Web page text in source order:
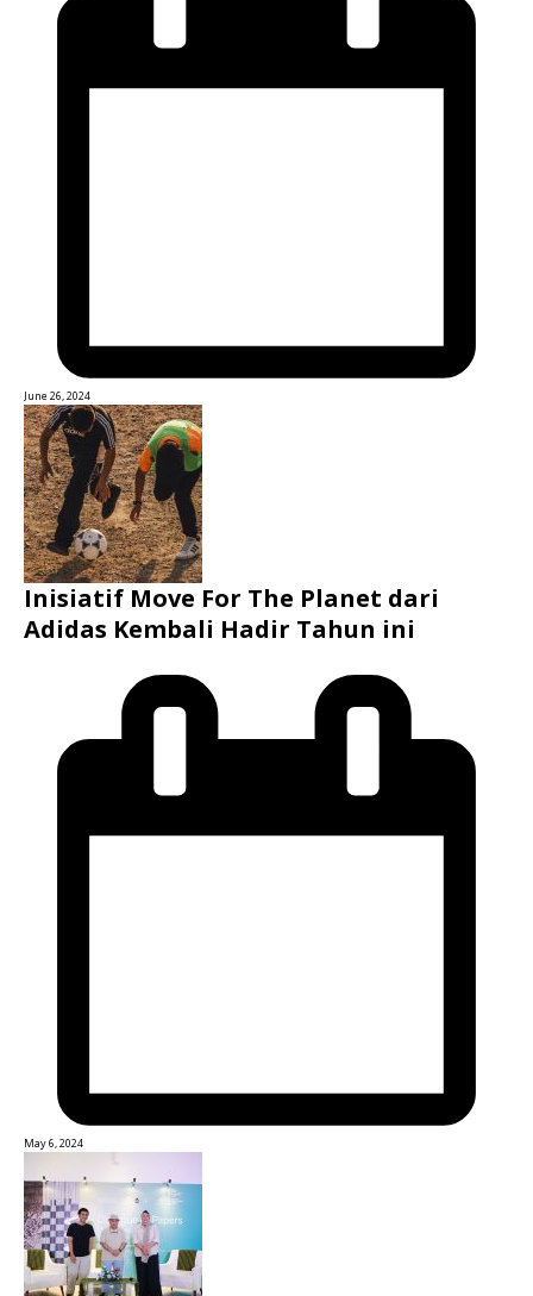
June 26, 2024
Inisiatif Move For The Planet dari
Adidas Kembali Hadir Tahun ini
May 6, 2024